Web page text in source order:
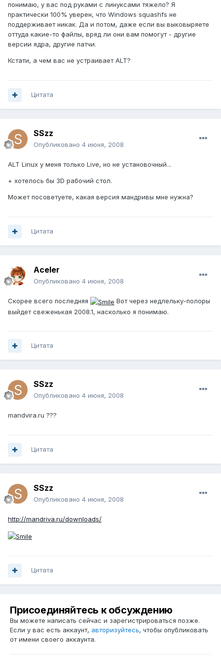
понимаю, у вас под руками с линуксами тяжело? Я
практически 100% уверен, что Windows squashfs не
поддерживает никак. Да и потом, даже если вы выковыряете
оттуда какие-то файлы, вряд ли они вам помогут - другие
версии ядра, другие патчи.
Кстати, а чем вас не устраивает ALT?
Цитата
SSzz
Опубликовано 4 июня, 2008
ALT Linux у меня только Live, но не установочный...
+ хотелось бы 3D рабочий стол.
Может посоветуете, какая версия мандривы мне нужна?
Цитата
Aceler
Опубликовано 4 июня, 2008
Скорее всего последняя
Вот через недлельку-полоры
выйдет свеженькая 2008.1, насколько я понимаю.
Цитата
SSzz
Опубликовано 4 июня, 2008
mandvira.ru ???
Цитата
SSzz
Опубликовано 4 июня, 2008
http://mandriva.ru/downloads/
Цитата
Присоединяйтесь к обсуждению
Вы можете написать сейчас и зарегистрироваться позже.
Если у вас есть аккаунт, авторизуйтесь, чтобы опубликовать
от имени своего аккаунта.